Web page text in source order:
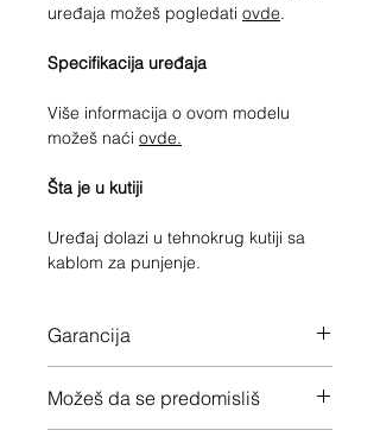
uređaja možeš pogledati ovde.
Specifikacija uređaja
Više informacija o ovom modelu
možeš naći ovde.
Šta je u kutiji
Uređaj dolazi u tehnokrug kutiji sa
kablom za punjenje.
Garancija
Možeš da se predomisliš